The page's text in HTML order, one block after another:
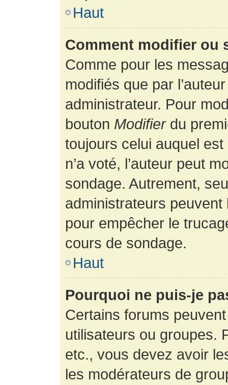
Haut
Comment modifier ou
Comme pour les
modifiés que par
administrateur. Pour
bouton Modifierdu
toujours celui auquel
n’a voté, l’auteur peut
sondage. Autrement,
administrateurs
pour empêcher le
cours de sondage.
Haut
Pourquoi ne puis-je
Certains forums
utilisateurs ou groupes.
etc., vous devez avoir
les modérateurs de